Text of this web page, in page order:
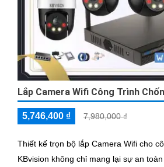
Lắp Camera Wifi Công Trình
5,746,400 ₫ 7,980,000 ₫
Thiết kế trọn bộ lắp Camera Wifi cho
KBvision không chỉ mang lại sự an